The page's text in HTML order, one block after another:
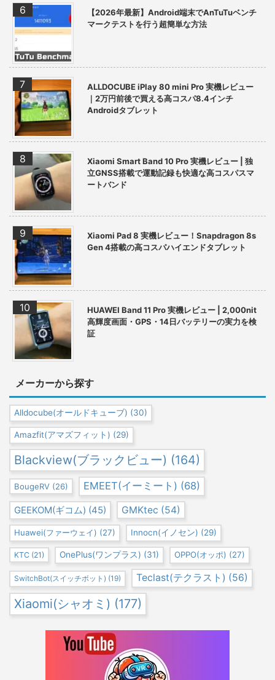
【2026年最新】Android端末でAnTuTuベンチ
マークテストを行う超簡単な方法
ALLDOCUBE iPlay 80 mini Pro 実機レビュー
｜2万円前後で買える高コスパ8.4インチ
Androidタブレット
Xiaomi Smart Band 10 Pro 実機レビュー | 独
立GNSS搭載で運動記録も快適な高コスパスマ
ートバンド
Xiaomi Pad 8 実機レビュー！Snapdragon 8s
Gen 4搭載の高コスパハイエンドタブレット
HUAWEI Band 11 Pro 実機レビュー | 2,000nit
高輝度画面・GPS・14日バッテリーの実力を検
証
メーカーから探す
Alldocube(オールドキューブ) (30)
Amazfit(アマズフィット) (29)
Blackview(ブラックビュー) (164)
BougeRV (26) EMEET(イーミート) (68)
GEEKOM(ギコム) (45) GMKtec (54)
Huawei(ファーウェイ) (27) Innocn(イノセン) (29)
KTC (21) OnePlus(ワンプラス) (31) OPPO(オッポ) (27)
SwitchBot(スイッチボット) (19) Teclast(テクラスト) (56)
Xiaomi(シャオミ) (177)